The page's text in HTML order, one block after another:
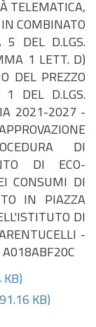
TELEMATICA,
COMBINATO
5 DEL D.LGS.
1 LETT. D)
DEL PREZZO
DEL D.LGS.
2021-2027 -
DI
DI ECO-
CONSUMI DI
IN PIAZZA
DI
-
A018ABF20C
KB)
KB)